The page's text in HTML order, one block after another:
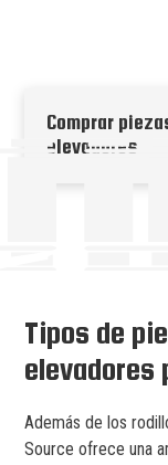
Comprar
elevadores
Tipos de
elevadores
Además de los
Source ofrece una